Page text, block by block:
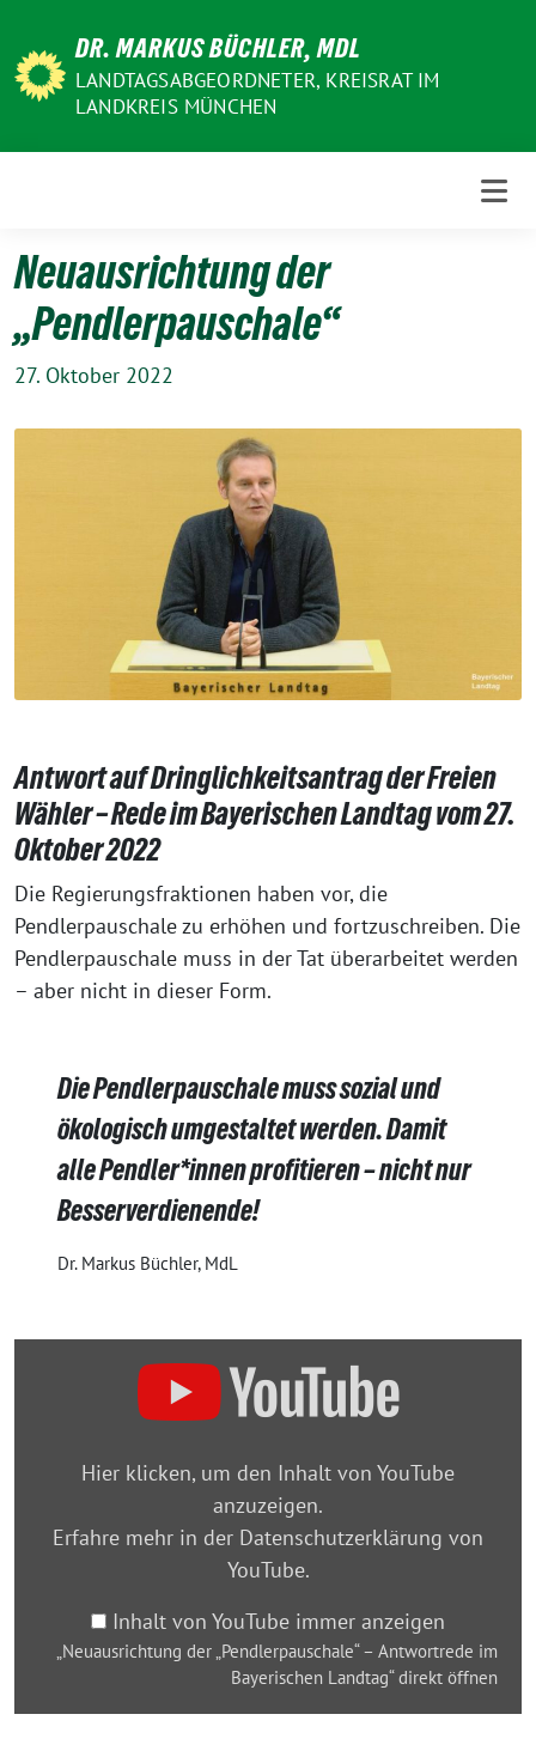
zum
Inhalt
DR. MARKUS BÜCHLER, MDL
LANDTAGSABGEORDNETER, KREISRAT IM
LANDKREIS MÜNCHEN
Neuausrichtung der
„Pendlerpauschale“
27. Oktober 2022
Antwort auf Dringlichkeitsantrag der Freien
Wähler – Rede im Bayerischen Landtag vom 27.
Oktober 2022
Die Regierungsfraktionen haben vor, die
Pendlerpauschale zu erhöhen und fortzuschreiben. Die
Pendlerpauschale muss in der Tat überarbeitet werden
– aber nicht in dieser Form.
Die Pendlerpauschale muss sozial und
ökologisch umgestaltet werden. Damit
alle Pendler*innen profitieren – nicht nur
Besserverdienende!
Dr. Markus Büchler, MdL
„Pendlerpauschale“
Antwortrede
Bayerischen
YouTube
Hier klicken, um den Inhalt von YouTube
anzuzeigen.
Erfahre mehr in der Datenschutzerklärung von
YouTube.
Inhalt von YouTube immer anzeigen
„Neuausrichtung der „Pendlerpauschale“ – Antwortrede im
Bayerischen Landtag“ direkt öffnen